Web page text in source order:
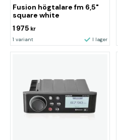
Fusion högtalare fm 6,5"
square white
1 975 kr
1 variant I lager